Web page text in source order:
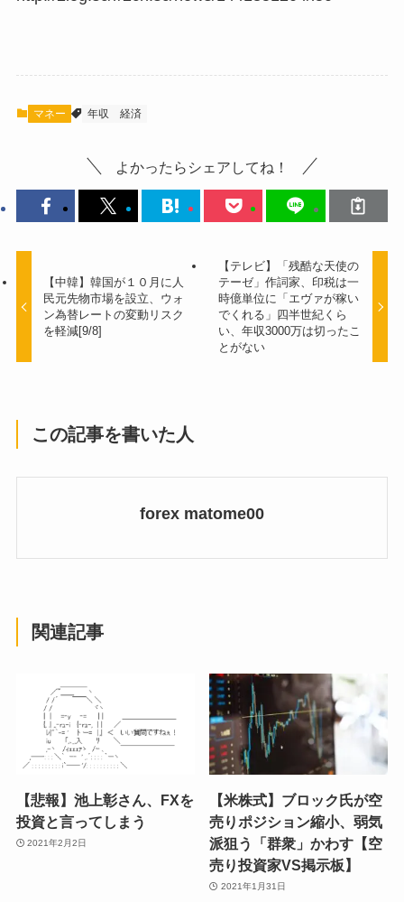
マネー 年収 経済
よかったらシェアしてね！
【中韓】韓国が１０月に人
民元先物市場を設立、ウォ
ン為替レートの変動リスク
を軽減[9/8]
【テレビ】「残酷な天使の
テーゼ」作詞家、印税は一
時億単位に「エヴァが稼い
でくれる」四半世紀くら
い、年収3000万は切ったこ
とがない
この記事を書いた人
forex matome00
関連記事
【悲報】池上彰さん、FXを
投資と言ってしまう
2021年2月2日
【米株式】ブロック氏が空
売りポジション縮小、弱気
派狙う「群衆」かわす【空
売り投資家VS掲示板】
2021年1月31日